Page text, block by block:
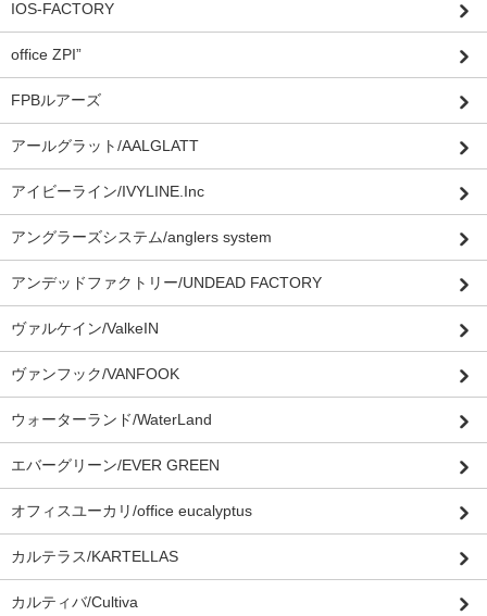
IOS-FACTORY
office ZPI”
FPBルアーズ
アールグラット/AALGLATT
アイビーライン/IVYLINE.Inc
アングラーズシステム/anglers system
アンデッドファクトリー/UNDEAD FACTORY
ヴァルケイン/ValkeIN
ヴァンフック/VANFOOK
ウォーターランド/WaterLand
エバーグリーン/EVER GREEN
オフィスユーカリ/office eucalyptus
カルテラス/KARTELLAS
カルティバ/Cultiva